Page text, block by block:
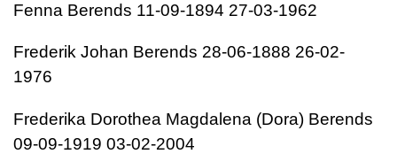
Fenna Berends 11-09-1894 27-03-1962
Frederik Johan Berends 28-06-1888 26-02-
1976
Frederika Dorothea Magdalena (Dora) Berends
09-09-1919 03-02-2004